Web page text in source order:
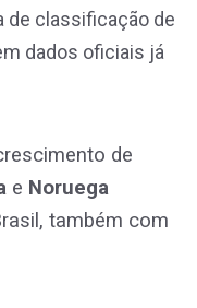
de classificação de
dados oficiais já
de
e Noruega
também com